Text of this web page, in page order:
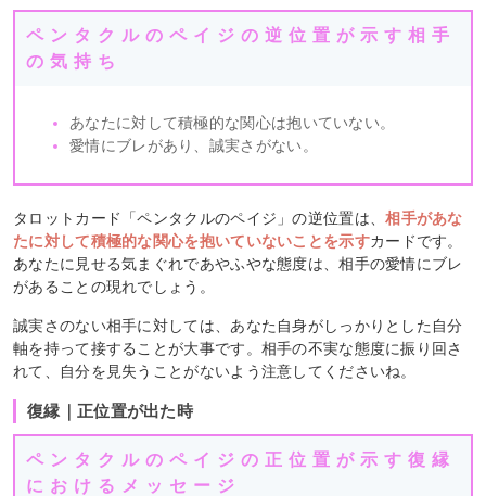
ペンタクルのペイジの逆位置が示す相手
の気持ち
あなたに対して積極的な関心は抱いていない。
愛情にブレがあり、誠実さがない。
タロットカード「ペンタクルのペイジ」の逆位置は、相手があな
たに対して積極的な関心を抱いていないことを示すカードです。
あなたに見せる気まぐれであやふやな態度は、相手の愛情にブレ
があることの現れでしょう。
誠実さのない相手に対しては、あなた自身がしっかりとした自分
軸を持って接することが大事です。相手の不実な態度に振り回さ
れて、自分を見失うことがないよう注意してくださいね。
復縁｜正位置が出た時
ペンタクルのペイジの正位置が示す復縁
におけるメッセージ